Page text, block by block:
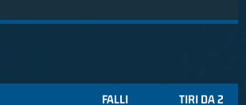
FALLI TIRI DA 2